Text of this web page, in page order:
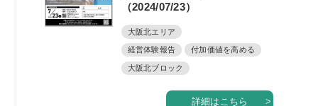
（2024/07/23）
大阪北エリア
経営体験報告 付加価値を高める
大阪北ブロック
詳細はこちら